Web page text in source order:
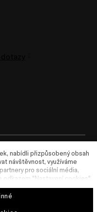
.
nabídli přizpůsobený obsah
návštěvnost, využíváme
pro sociální média,
odkazem "Nastavení cookies"
Podrobnější informace
údajů a používání souborů